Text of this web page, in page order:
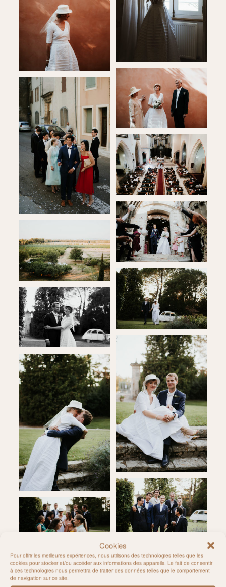
Cookies
Pour offrir les meilleures expériences, nous utilisons des technologies telles que les
cookies pour stocker et/ou accéder aux informations des appareils. Le fait de consentir
à ces technologies nous permettra de traiter des données telles que le comportement
de navigation sur ce site.